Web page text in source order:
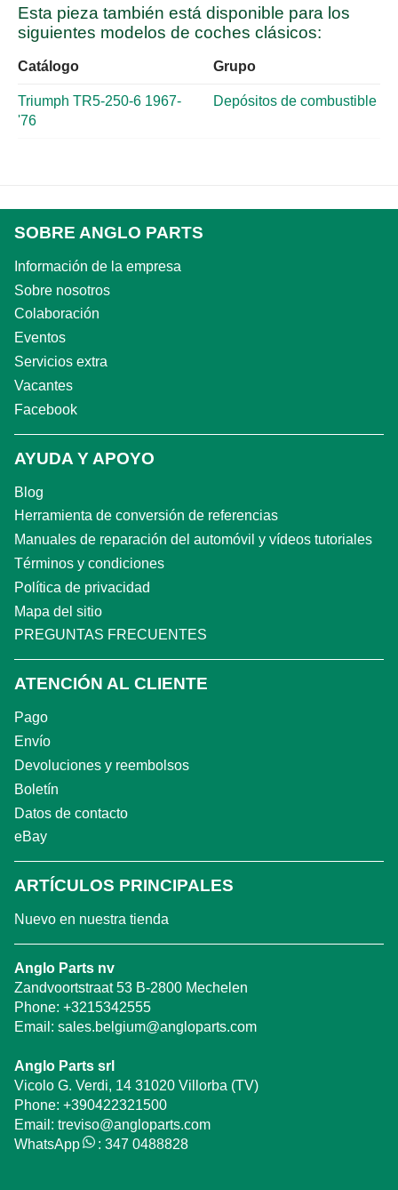
Esta pieza también está disponible para los
siguientes modelos de coches clásicos:
Catálogo Grupo
Triumph TR5-250-6 1967-
'76
Depósitos de combustible
SOBRE ANGLO PARTS
Información de la empresa
Sobre nosotros
Colaboración
Eventos
Servicios extra
Vacantes
Facebook
AYUDA Y APOYO
Blog
Herramienta de conversión de referencias
Manuales de reparación del automóvil y vídeos tutoriales
Términos y condiciones
Política de privacidad
Mapa del sitio
PREGUNTAS FRECUENTES
ATENCIÓN AL CLIENTE
Pago
Envío
Devoluciones y reembolsos
Boletín
Datos de contacto
eBay
ARTÍCULOS PRINCIPALES
Nuevo en nuestra tienda
Anglo Parts nv
Zandvoortstraat 53 B-2800 Mechelen
Phone: +3215342555
Email: sales.belgium@angloparts.com
Anglo Parts srl
Vicolo G. Verdi, 14 31020 Villorba (TV)
Phone: +390422321500
Email: treviso@angloparts.com
WhatsApp
: 347 0488828